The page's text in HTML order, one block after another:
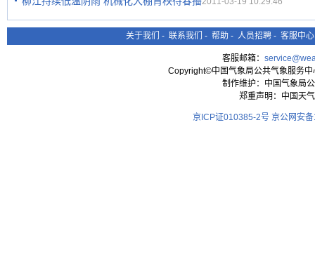
关于我们 - 联系我们 - 帮助 - 人员招聘 - 客服中心
客服邮箱：
Copyright©中国气象局公共气象服务
制作维护：中国气象局
郑重声明：中国天
京ICP证010385-2号 京公网安